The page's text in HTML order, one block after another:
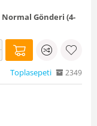
Normal Gönderi (4-
Toplasepeti 2349